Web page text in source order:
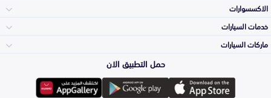
المكائن، القيرات
وملحقاتها
الاكسسوارات
لوازم الرحلات
خدمات السيارات
الأكثر مبيعاً
ماركات السيارات
Toyota
حمل التطبيق الان